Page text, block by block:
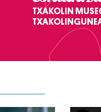
TXAKOLIN